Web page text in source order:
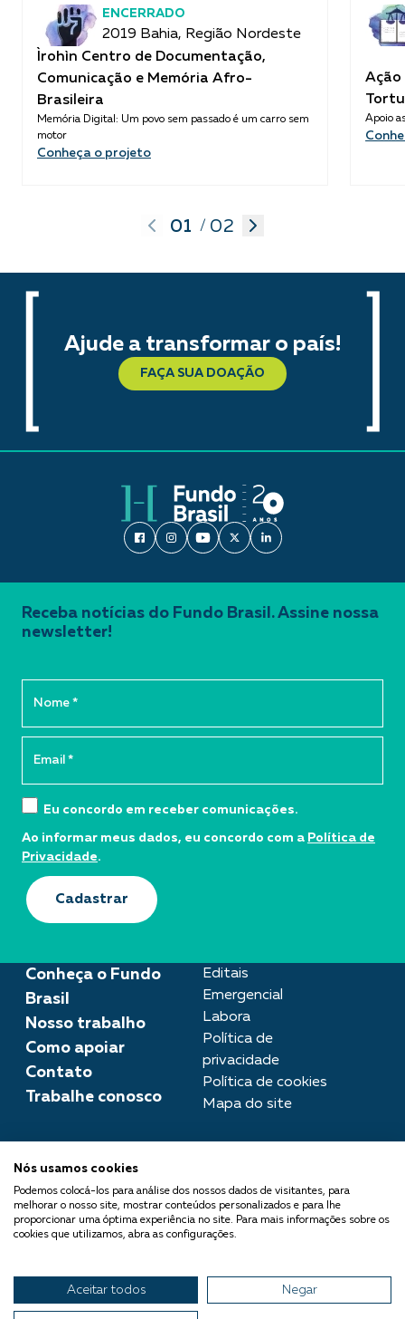
ENCERRADO
2019 Bahia, Região Nordeste
Ìrohìn Centro de Documentação,
Comunicação e Memória Afro-
Brasileira
Memória Digital: Um povo sem passado é um carro sem
motor
Conheça o projeto
Ação
Apoio
01 / 02
Ajude a transformar o país!
FAÇA SUA DOAÇÃO
Conheça o Fundo
Brasil
Nosso trabalho
Como apoiar
Contato
Trabalhe conosco
Editais
Emergencial
Labora
Política de
privacidade
Política de cookies
Mapa do site
imprensa@fundobrasil.org.br
O Fundo Brasil integra a Rede
Comuá - Filantropia que
Receba notícias do Fundo Brasil. Assine nossa
newsletter!
Eu concordo em receber comunicações.
Ao informar meus dados, eu concordo com a Política de
Privacidade.
Cadastrar
© 2026 Fundo Brasil.
Nós usamos cookies
Podemos colocá-los para análise dos nossos dados de visitantes, para
melhorar o nosso site, mostrar conteúdos personalizados e para lhe
proporcionar uma óptima experiência no site. Para mais informações sobre os
cookies que utilizamos, abra as configurações.
Aceitar todos Negar